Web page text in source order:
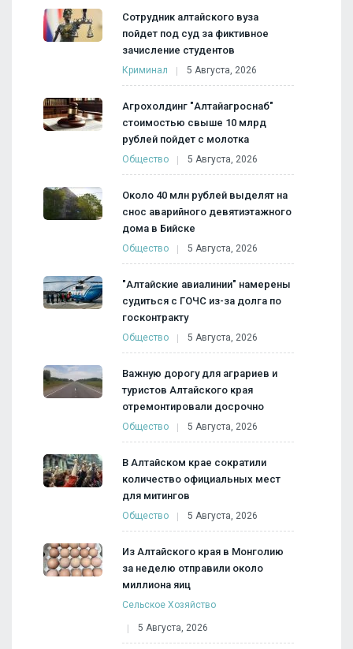
Сотрудник алтайского вуза
пойдет под суд за фиктивное
зачисление студентов
Криминал 5 Августа, 2026
Агрохолдинг "Алтайагроснаб"
стоимостью свыше 10 млрд
рублей пойдет с молотка
Общество 5 Августа, 2026
Около 40 млн рублей выделят на
снос аварийного девятиэтажного
дома в Бийске
Общество 5 Августа, 2026
"Алтайские авиалинии" намерены
судиться с ГОЧС из-за долга по
госконтракту
Общество 5 Августа, 2026
Важную дорогу для аграриев и
туристов Алтайского края
отремонтировали досрочно
Общество 5 Августа, 2026
В Алтайском крае сократили
количество официальных мест
для митингов
Общество 5 Августа, 2026
Из Алтайского края в Монголию
за неделю отправили около
миллиона яиц
Сельское Хозяйство
5 Августа, 2026